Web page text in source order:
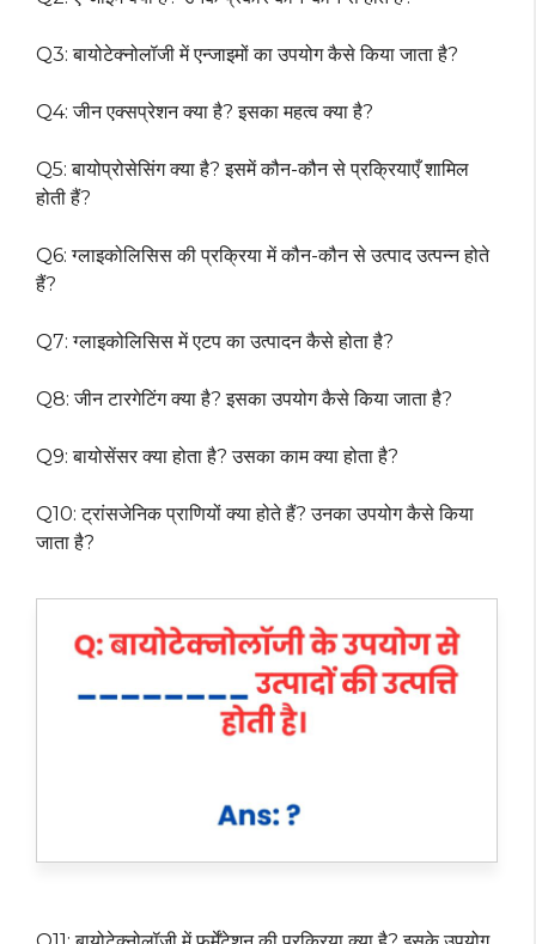
Q3: बायोटेक्नोलॉजी में एन्जाइमों का उपयोग कैसे किया जाता है?
Q4: जीन एक्सप्रेशन क्या है? इसका महत्व क्या है?
Q5: बायोप्रोसेसिंग क्या है? इसमें कौन-कौन से प्रक्रियाएँ शामिल
होती हैं?
Q6: ग्लाइकोलिसिस की प्रक्रिया में कौन-कौन से उत्पाद उत्पन्न होते
हैं?
Q7: ग्लाइकोलिसिस में एटप का उत्पादन कैसे होता है?
Q8: जीन टारगेटिंग क्या है? इसका उपयोग कैसे किया जाता है?
Q9: बायोसेंसर क्या होता है? उसका काम क्या होता है?
Q10: ट्रांसजेनिक प्राणियों क्या होते हैं? उनका उपयोग कैसे किया
जाता है?